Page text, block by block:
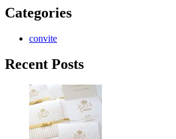
Categories
convite
Recent Posts